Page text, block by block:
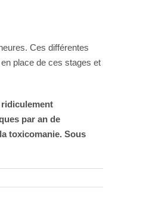
Ces différentes
place de ces stages et
par an de
toxicomanie. Sous